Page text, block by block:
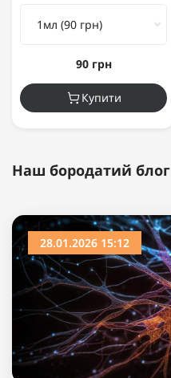
90 грн
Купити
Наш бородатий блог
28.01.2026 15:12